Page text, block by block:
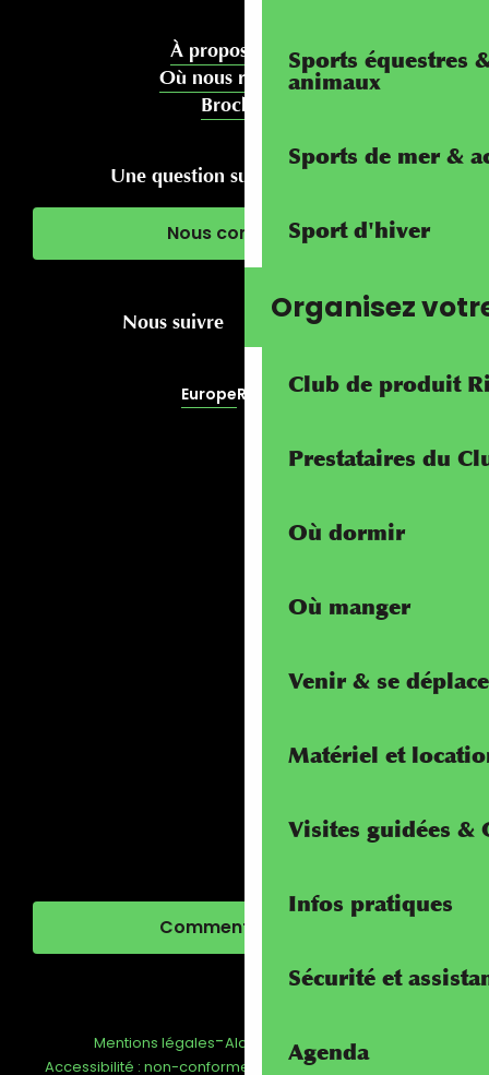
Sports équestres
animaux
Sports de mer &
Sport d'hiver
Organisez
Club de produit
Prestataires du
Où dormir
Où manger
Venir & se
Matériel et
Visites guidées &
Infos pratiques
Sécurité et
Agenda
À propos de nous
Où nous rencontrer
Brochures
Une question sur votre séjour ?
Nous contacter
Nous suivre
EuropeRivierALP
Comment venir ?
Mentions légales-Alcotra - Interreg -
Accessibilité : non-conforme Gestion du consentement